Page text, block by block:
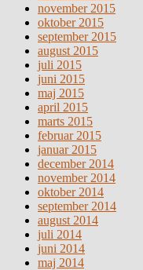
november 2015
oktober 2015
september 2015
august 2015
juli 2015
juni 2015
maj 2015
april 2015
marts 2015
februar 2015
januar 2015
december 2014
november 2014
oktober 2014
september 2014
august 2014
juli 2014
juni 2014
maj 2014